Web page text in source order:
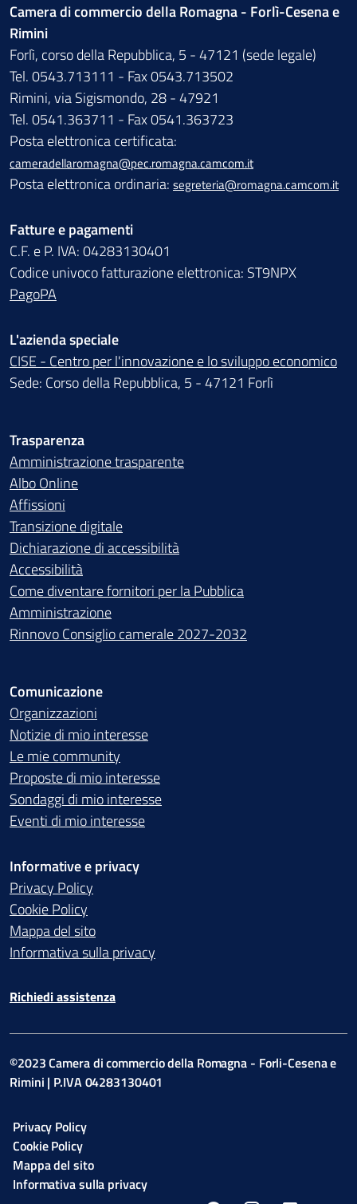
Camera di commercio della Romagna - Forlì-Cesena e
Rimini
Forlì, corso della Repubblica, 5 - 47121 (sede legale)
Tel. 0543.713111 - Fax 0543.713502
Rimini, via Sigismondo, 28 - 47921
Tel. 0541.363711 - Fax 0541.363723
Posta elettronica certificata:
cameradellaromagna@pec.romagna.camcom.it
Posta elettronica ordinaria: segreteria@romagna.camcom.it
Fatture e pagamenti
C.F. e P. IVA: 04283130401
Codice univoco fatturazione elettronica: ST9NPX
PagoPA
L'azienda speciale
CISE - Centro per l'innovazione e lo sviluppo economico
Sede: Corso della Repubblica, 5 - 47121 Forlì
Trasparenza
Amministrazione trasparente
Albo Online
Affissioni
Transizione digitale
Dichiarazione di accessibilità
Accessibilità
Come diventare fornitori per la Pubblica
Amministrazione
Rinnovo Consiglio camerale 2027-2032
Comunicazione
Organizzazioni
Notizie di mio interesse
Le mie community
Proposte di mio interesse
Sondaggi di mio interesse
Eventi di mio interesse
Informative e privacy
Privacy Policy
Cookie Policy
Mappa del sito
Informativa sulla privacy
Richiedi assistenza
©2023 Camera di commercio della Romagna - Forli-Cesena e
Rimini | P.IVA 04283130401
Privacy Policy
Cookie Policy
Mappa del sito
Informativa sulla privacy